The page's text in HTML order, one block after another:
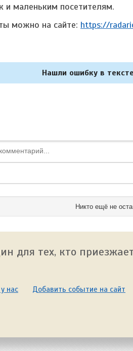
и маленьким посетителям.
можно на сайте: https://
Нашли ошибку в
Никто ещё не
для тех, кто
нас Добавить событие на сайт